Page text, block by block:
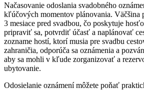
Načasovanie odoslania svadobného
kľúčových momentov plánovania. Väčšina
3 mesiace pred svadbou, čo poskytuje
pripraviť sa, potvrdiť účasť a naplánovať
zozname hostí, ktorí musia pre svadbu
zahraničia, odporúča sa oznámenia a
aby sa mohli v kľude zorganizovať a
ubytovanie.
Odosielanie oznámení môžete poňať